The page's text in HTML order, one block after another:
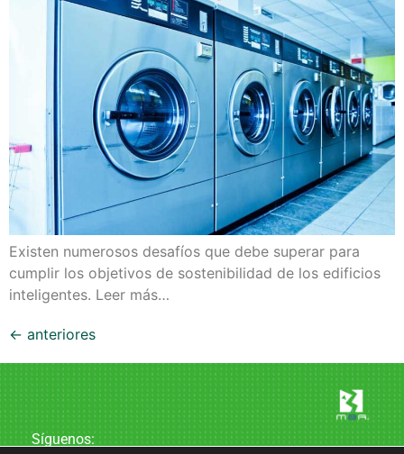
Existen numerosos desafíos que debe superar para
cumplir los objetivos de sostenibilidad de los edificios
inteligentes. Leer más…
← anteriores
Síguenos: